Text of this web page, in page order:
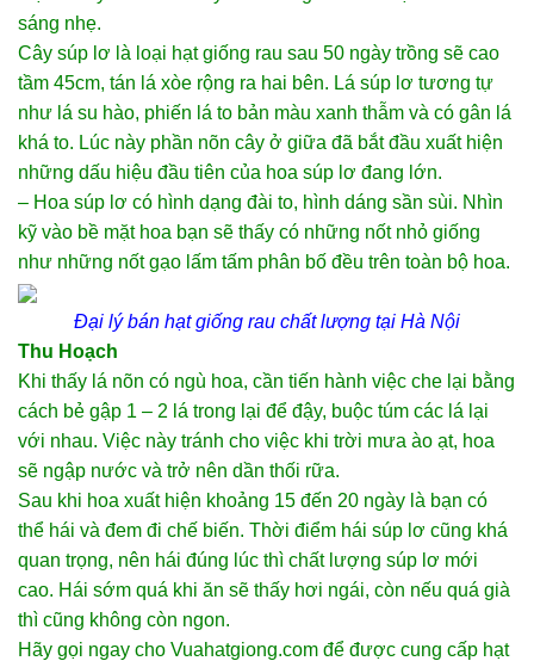
sáng nhẹ.
Cây súp lơ là loại hạt giống rau sau 50 ngày trồng sẽ cao
tầm 45cm, tán lá xòe rộng ra hai bên. Lá súp lơ tương tự
như lá su hào, phiến lá to bản màu xanh thẫm và có gân lá
khá to. Lúc này phần nõn cây ở giữa đã bắt đầu xuất hiện
những dấu hiệu đầu tiên của hoa súp lơ đang lớn.
– Hoa súp lơ có hình dạng đài to, hình dáng sần sùi. Nhìn
kỹ vào bề mặt hoa bạn sẽ thấy có những nốt nhỏ giống
như những nốt gạo lấm tấm phân bố đều trên toàn bộ hoa.
Đại lý bán hạt giống rau chất lượng tại Hà Nội
Thu Hoạch
Khi thấy lá nõn có ngù hoa, cần tiến hành việc che lại bằng
cách bẻ gập 1 – 2 lá trong lại để đậy, buộc túm các lá lại
với nhau. Việc này tránh cho việc khi trời mưa ào ạt, hoa
sẽ ngập nước và trở nên dần thối rữa.
Sau khi hoa xuất hiện khoảng 15 đến 20 ngày là bạn có
thể hái và đem đi chế biến. Thời điểm hái súp lơ cũng khá
quan trọng, nên hái đúng lúc thì chất lượng súp lơ mới
cao. Hái sớm quá khi ăn sẽ thấy hơi ngái, còn nếu quá già
thì cũng không còn ngon.
Hãy gọi ngay cho Vuahatgiong.com để được cung cấp hạt